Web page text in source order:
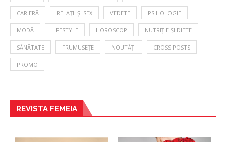
CARIERĂ RELAȚII ȘI SEX VEDETE PSIHOLOGIE
MODĂ LIFESTYLE HOROSCOP NUTRIȚIE ȘI DIETE
SĂNĂTATE FRUMUSEȚE NOUTĂȚI CROSS POSTS
PROMO
REVISTA FEMEIA